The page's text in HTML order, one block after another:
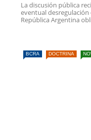
La discusión pública
eventual
República Argentina
BCRA DOCTRINA